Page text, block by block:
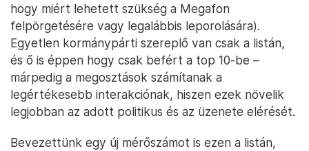
hogy miért lehetett szükség a Megafon
felpörgetésére vagy legalábbis leporolására).
Egyetlen kormánypárti szereplő van csak a listán,
és ő is éppen hogy csak befért a top 10-be –
márpedig a megosztások számítanak a
legértékesebb interakciónak, hiszen ezek növelik
legjobban az adott politikus és az üzenete elérését.
Bevezettünk egy új mérőszámot is ezen a listán,